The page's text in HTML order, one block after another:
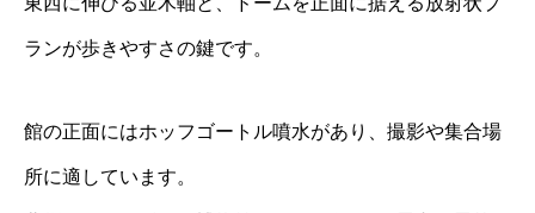
ランが歩きやすさの鍵です。
館の正面にはホッフゴートル噴水があり、撮影や集合場
所に適しています。